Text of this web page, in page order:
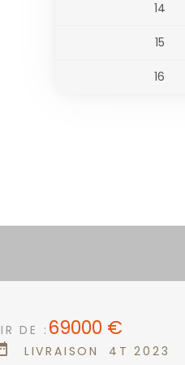
14
15
16
DE : 69000 €
LIVRAISON 4T 2023